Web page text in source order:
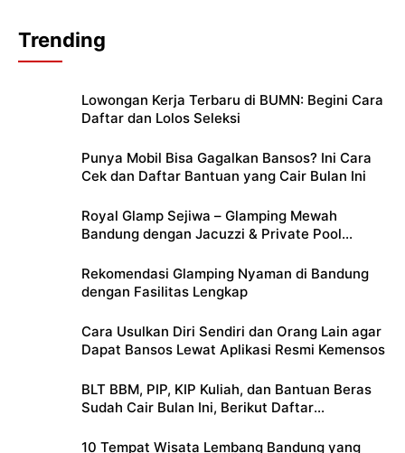
Trending
Lowongan Kerja Terbaru di BUMN: Begini Cara
Daftar dan Lolos Seleksi
Punya Mobil Bisa Gagalkan Bansos? Ini Cara
Cek dan Daftar Bantuan yang Cair Bulan Ini
Royal Glamp Sejiwa – Glamping Mewah
Bandung dengan Jacuzzi & Private Pool
Rekomendasi Glamping Nyaman di Bandung
dengan Fasilitas Lengkap
Cara Usulkan Diri Sendiri dan Orang Lain agar
Dapat Bansos Lewat Aplikasi Resmi Kemensos
BLT BBM, PIP, KIP Kuliah, dan Bantuan Beras
Sudah Cair Bulan Ini, Berikut Daftar
10 Tempat Wisata Lembang Bandung yang